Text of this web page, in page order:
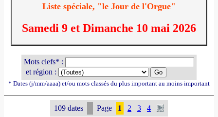
Liste spéciale, "le Jour de l'Orgue"
Samedi 9 et Dimanche 10 mai 2026
Mots clefs* :
et région :
* Dates (j/mm/aaaa) et/ou mots classés du plus important au moins important
109 dates Page 1 2 3 4